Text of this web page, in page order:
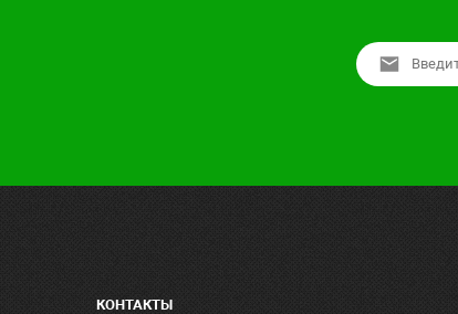
КОНТАКТЫ